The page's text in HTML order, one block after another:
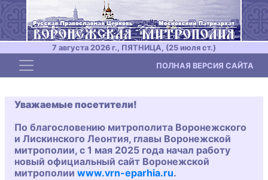
7 августа 2026 г., ПЯТНИЦА, (25 июля ст.)
Toggle navigation ПОЛНАЯ ВЕРСИЯ САЙТА
Уважаемые посетители!
По благословению митрополита Воронежского
и Лискинского Леонтия, главы Воронежской
митрополии, с 1 мая 2025 года начал работу
новый официальный сайт Воронежской
митрополии www.vrn-eparhia.ru.